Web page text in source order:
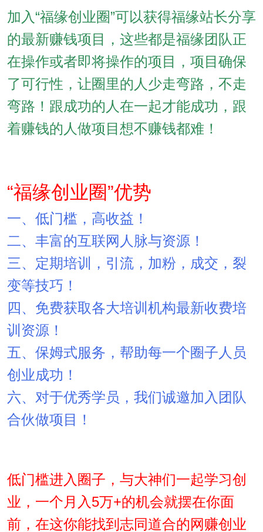
加入“福缘创业圈”可以获得福缘站长分享
的最新赚钱项目，这些都是福缘团队正
在操作或者即将操作的项目，项目确保
了可行性，让圈里的人少走弯路，不走
弯路！跟成功的人在一起才能成功，跟
着赚钱的人做项目想不赚钱都难！
“福缘创业圈”优势
一、低门槛，高收益！
二、丰富的互联网人脉与资源！
三、定期培训，引流，加粉，成交，裂
变等技巧！
四、免费获取各大培训机构最新收费培
训资源！
五、保姆式服务，帮助每一个圈子人员
创业成功！
六、对于优秀学员，我们诚邀加入团队
合伙做项目！
低门槛进入圈子，与大神们一起学习创
业，一个月入5万+的机会就摆在你面
前，在这你能找到志同道合的网赚创业